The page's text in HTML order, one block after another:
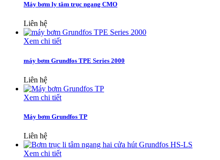
Máy bơm ly tâm trục ngang CMO
Liên hệ
Xem chi tiết
máy bơm Grundfos TPE Series 2000
Liên hệ
Xem chi tiết
Máy bơm Grundfos TP
Liên hệ
Xem chi tiết